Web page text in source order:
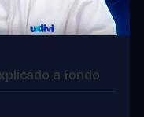
a fondo